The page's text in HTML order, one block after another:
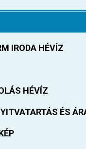
IRODA HÉVÍZ
HÉVÍZ
ÉS